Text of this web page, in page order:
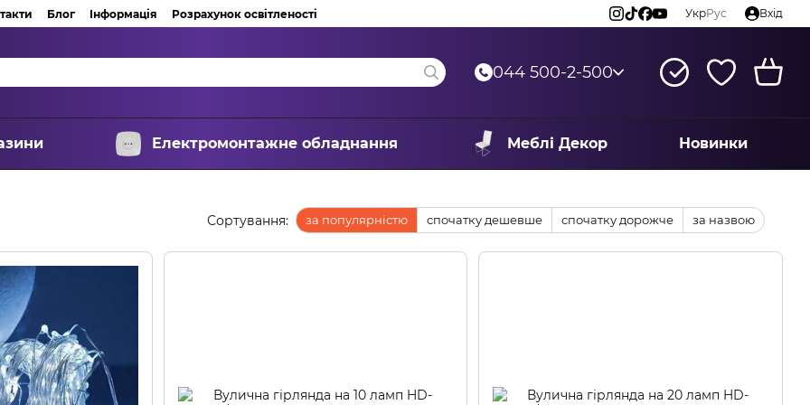
Блог Інформація Розрахунок освітленості УкрРус Вхід
044 500-2-500
Електромонтажне обладнання Меблі Декор Новинки
Сортування: за популярністю спочатку дешевше спочатку дорожче за назвою